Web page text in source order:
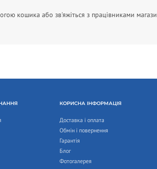
кошика або зв'яжіться з працівниками
КОРИСНА ІНФОРМАЦІЯ
Доставка і оплата
Обмін і повернення
Гарантія
Блог
Фотогалерея